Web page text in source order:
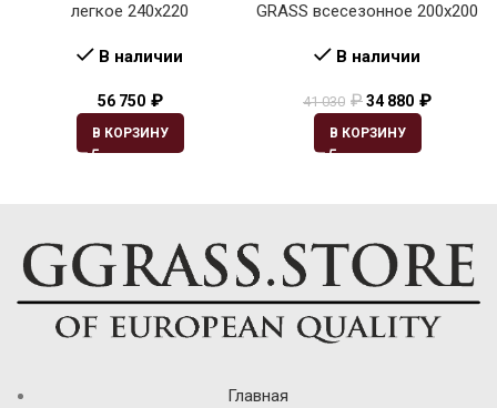
легкое 240х220
В наличии
56 750 ₽
В КОРЗИНУ
GRASS всесезонное 200х200
В наличии
41 030 ₽34 880 ₽
В КОРЗИНУ
Главная